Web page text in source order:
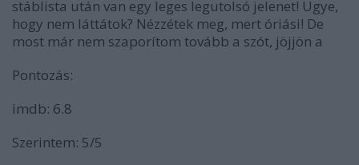
stáblista után van egy leges legutolsó jelenet! Ugye,
hogy nem láttátok? Nézzétek meg, mert óriási! De
most már nem szaporítom tovább a szót, jöjjön a
Pontozás:
imdb: 6.8
Szerintem: 5/5